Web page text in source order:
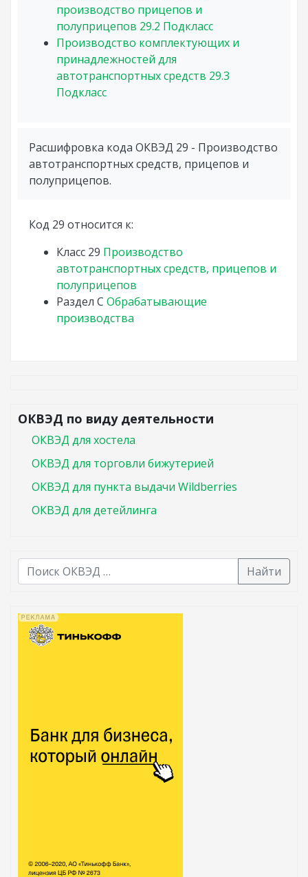
производство прицепов и
полуприцепов 29.2 Подкласс
Производство комплектующих и
принадлежностей для
автотранспортных средств 29.3
Подкласс
Расшифровка кода ОКВЭД 29 - Производство
автотранспортных средств, прицепов и
полуприцепов.
Код 29 относится к:
Класс 29 Производство
автотранспортных средств, прицепов и
полуприцепов
Раздел C Обрабатывающие
производства
ОКВЭД по виду деятельности
ОКВЭД для хостела
ОКВЭД для торговли бижутерией
ОКВЭД для пункта выдачи Wildberries
ОКВЭД для детейлинга
Найти
В списке найденных результатов используйте